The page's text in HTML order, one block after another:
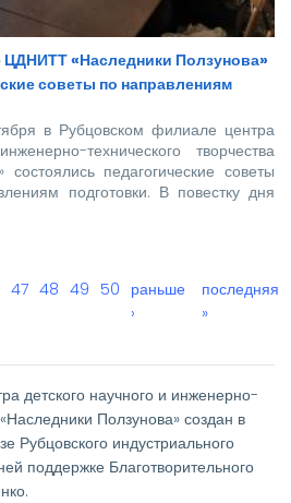
«Наследники Ползунова»
советы по направлениям
в Рубцовском филиале центра
технического творчества
педагогические советы
подготовки. В повестку дня
Page
47 Текущая
48 Page
49 Page
50 Следующая
страница
раньше
›
Последняя
страница
последняя
»
детского научного и инженерно-
Ползунова» создан в
Рубцовского индустриального
поддержке Благотворительного